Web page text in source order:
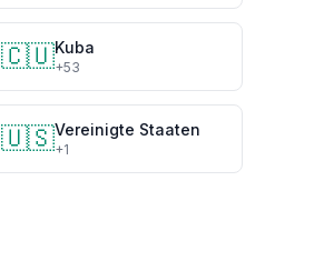
🇨🇺Kuba
+53
🇺🇸Vereinigte Staaten
+1